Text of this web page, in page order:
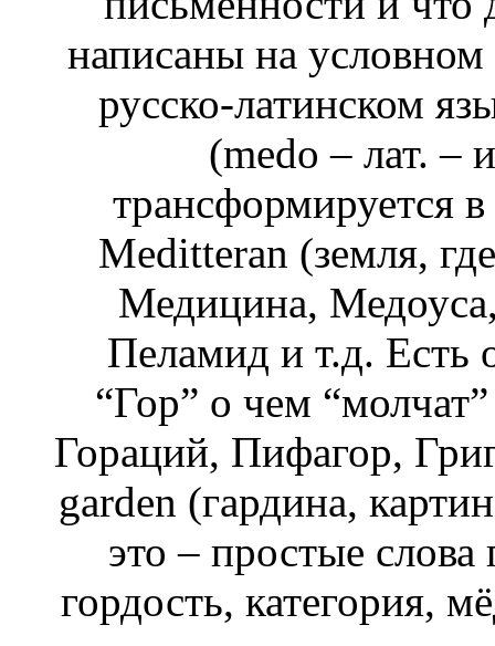
написаны на условном
русско-латинском
(medo – лат. –
трансформируется
Meditteran (земля,
Медицина,
Пеламид и т.д. Есть
“Гор” о чем
Гораций, Пифагор,
garden (гардина,
это – простые слова
гордость, категория,